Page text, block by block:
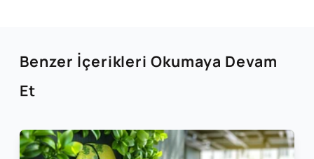
Benzer İçerikleri Okumaya Devam
Et